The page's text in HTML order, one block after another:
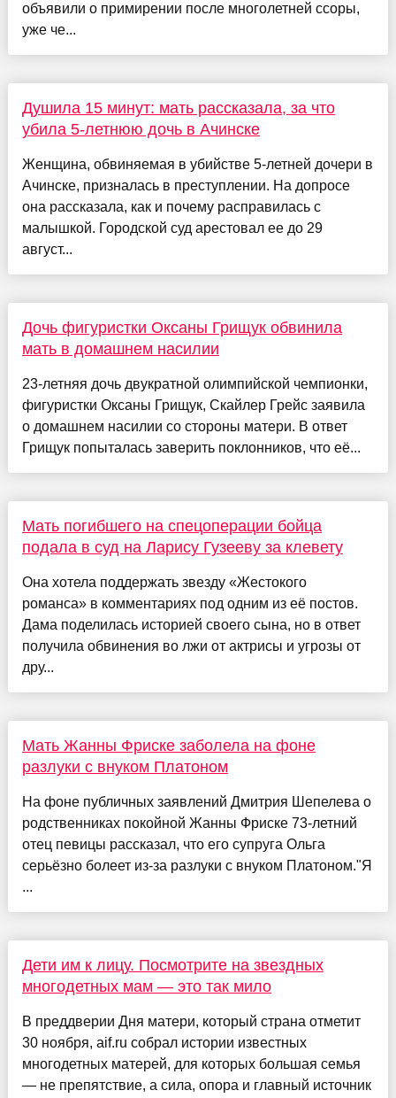
объявили о примирении после многолетней ссоры,
уже че...
Душила 15 минут: мать рассказала, за что
убила 5-летнюю дочь в Ачинске
Женщина, обвиняемая в убийстве 5-летней дочери в
Ачинске, призналась в преступлении. На допросе
она рассказала, как и почему расправилась с
малышкой. Городской суд арестовал ее до 29
август...
Дочь фигуристки Оксаны Грищук обвинила
мать в домашнем насилии
23-летняя дочь двукратной олимпийской чемпионки,
фигуристки Оксаны Грищук, Скайлер Грейс заявила
о домашнем насилии со стороны матери. В ответ
Грищук попыталась заверить поклонников, что её...
Мать погибшего на спецоперации бойца
подала в суд на Ларису Гузееву за клевету
Она хотела поддержать звезду «Жестокого
романса» в комментариях под одним из её постов.
Дама поделилась историей своего сына, но в ответ
получила обвинения во лжи от актрисы и угрозы от
дру...
Мать Жанны Фриске заболела на фоне
разлуки с внуком Платоном
На фоне публичных заявлений Дмитрия Шепелева о
родственниках покойной Жанны Фриске 73-летний
отец певицы рассказал, что его супруга Ольга
серьёзно болеет из-за разлуки с внуком Платоном."Я
...
Дети им к лицу. Посмотрите на звездных
многодетных мам — это так мило
В преддверии Дня матери, который страна отметит
30 ноября, aif.ru собрал истории известных
многодетных матерей, для которых большая семья
— не препятствие, а сила, опора и главный источник